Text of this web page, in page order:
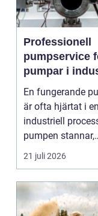
Professionell
pumpservice
pumpar i
En fungerande
är ofta hjärtat i en
industriell
pumpen stannar,
stan...
21 juli 2026